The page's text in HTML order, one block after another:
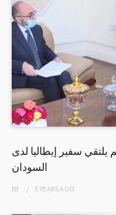
سفير إيطاليا لدى
السودان
BY 5 YEARSAGO